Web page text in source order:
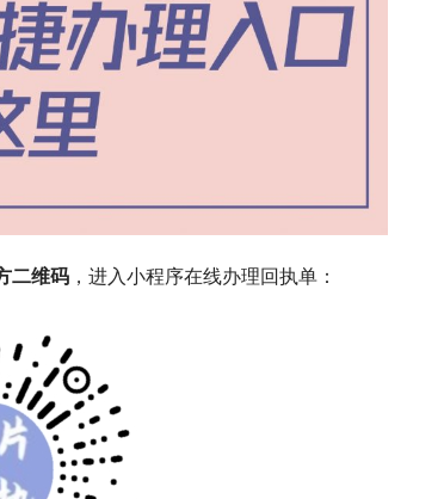
二维码 ，进入小程序在线办理回执单：